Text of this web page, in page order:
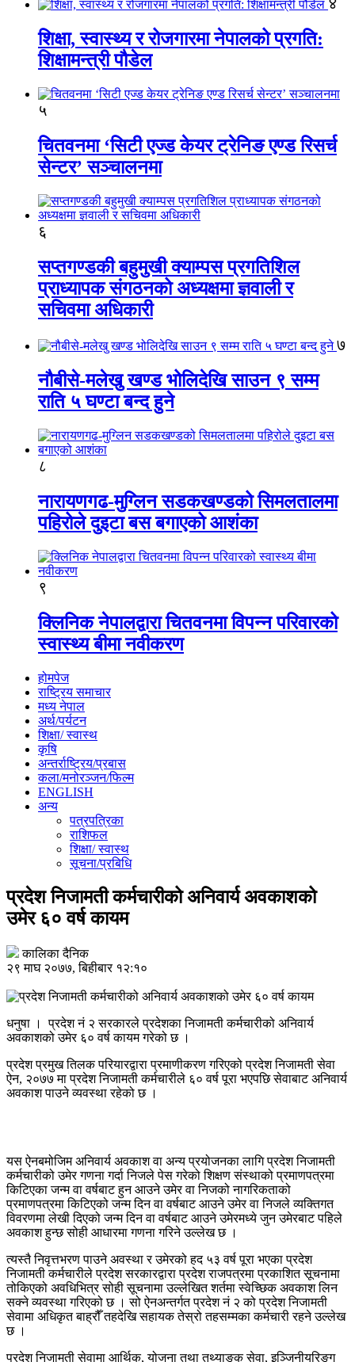
शिक्षा, स्वास्थ्य र रोजगारमा नेपालको प्रगति:
शिक्षामन्त्री पौडेल
५
चितवनमा ‘सिटी एज्ड केयर ट्रेनिङ एण्ड रिसर्च
सेन्टर’ सञ्चालनमा
६
सप्तगण्डकी बहुमुखी क्याम्पस प्रगतिशिल
प्राध्यापक संगठनको अध्यक्षमा ज्ञवाली र
सचिवमा अधिकारी
७
नौबीसे-मलेखु खण्ड भोलिदेखि साउन ९ सम्म
राति ५ घण्टा बन्द हुने
८
नारायणगढ-मुग्लिन सडकखण्डको सिमलतालमा
पहिरोले दुइटा बस बगाएको आशंका
९
क्लिनिक नेपालद्वारा चितवनमा विपन्न परिवारको
स्वास्थ्य बीमा नवीकरण
होमपेज
राष्ट्रिय समाचार
मध्य नेपाल
अर्थ/पर्यटन
शिक्षा/ स्वास्थ
कृषि
अन्तर्राष्ट्रिय/प्रबास
कला/मनोरञ्जन/फिल्म
ENGLISH
अन्य
पत्रपत्रिका
राशिफल
शिक्षा/ स्वास्थ
सूचना/प्रबिधि
प्रदेश निजामती कर्मचारीको अनिवार्य अवकाशको
उमेर ६० वर्ष कायम
कालिका दैनिक
२९ माघ २०७७, बिहीबार १२:१०
धनुषा । प्रदेश नं २ सरकारले प्रदेशका निजामती कर्मचारीको अनिवार्य
अवकाशको उमेर ६० वर्ष कायम गरेको छ ।
प्रदेश प्रमुख तिलक परियारद्वारा प्रमाणीकरण गरिएको प्रदेश निजामती सेवा
ऐन, २०७७ मा प्रदेश निजामती कर्मचारीले ६० वर्ष पूरा भएपछि सेवाबाट अनिवार्य
अवकाश पाउने व्यवस्था रहेको छ ।
यस ऐनबमोजिम अनिवार्य अवकाश वा अन्य प्रयोजनका लागि प्रदेश निजामती
कर्मचारीको उमेर गणना गर्दा निजले पेस गरेको शिक्षण संस्थाको प्रमाणपत्रमा
किटिएका जन्म वा वर्षबाट हुन आउने उमेर वा निजको नागरिकताको
प्रमाणपत्रमा किटिएको जन्म दिन वा वर्षबाट आउने उमेर वा निजले व्यक्तिगत
विवरणमा लेखी दिएको जन्म दिन वा वर्षबाट आउने उमेरमध्ये जुन उमेरबाट पहिले
अवकाश हुन्छ सोही आधारमा गणना गरिने उल्लेख छ ।
त्यस्तै निवृत्तभरण पाउने अवस्था र उमेरको हद ५३ वर्ष पूरा भएका प्रदेश
निजामती कर्मचारीले प्रदेश सरकारद्वारा प्रदेश राजपत्रमा प्रकाशित सूचनामा
तोकिएको अवधिभित्र सोही सूचनामा उल्लेखित शर्तमा स्वेच्छिक अवकाश लिन
सक्ने व्यवस्था गरिएको छ । सो ऐनअन्तर्गत प्रदेश नं २ को प्रदेश निजामती
सेवामा अधिकृत बाह्रौँ तहदेखि सहायक तेस्रो तहसम्मका कर्मचारी रहने उल्लेख
छ ।
प्रदेश निजामती सेवामा आर्थिक, योजना तथा तथ्याङ्क सेवा, इञ्जिनीयरिङ्ग